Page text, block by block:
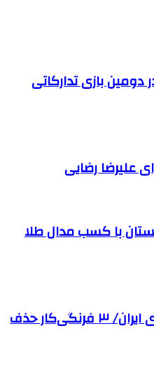
بازی تدارکاتی
علیرضا رضایی
با کسب مدال طلا
شانس یک مدال طلا برای ایران/ ۳ فرنگی‌کار حذف